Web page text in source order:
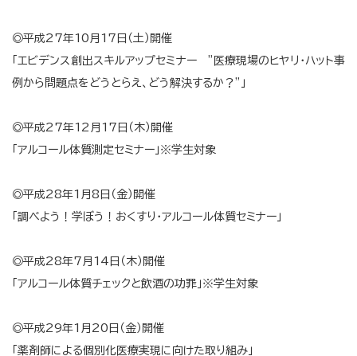
◎平成27年10月17日（土）開催
「エビデンス創出スキルアップセミナー ”医療現場のヒヤリ・ハット事
例から問題点をどうとらえ、どう解決するか？”」
◎平成27年12月17日（木）開催
「アルコール体質測定セミナー」※学生対象
◎平成28年1月8日（金）開催
「調べよう！学ぼう！おくすり・アルコール体質セミナー」
◎平成28年7月14日（木）開催
「アルコール体質チェックと飲酒の功罪」※学生対象
◎平成29年1月20日（金）開催
「薬剤師による個別化医療実現に向けた取り組み」